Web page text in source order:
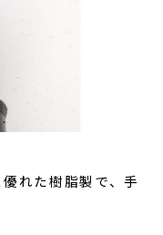
れた樹脂製で、手